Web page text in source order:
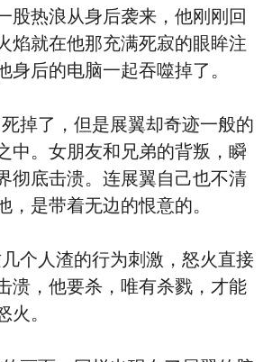
股热浪从身后袭来，他刚刚回
焰就在他那充满死寂的眼眸注
身后的电脑一起吞噬掉了。
了，但是展翼却奇迹一般的
中。女朋友和兄弟的背叛，瞬
彻底击溃。连展翼自己也不清
，是带着无边的恨意的。
人渣的行为刺激，怒火直接
溃，他要杀，唯有杀戮，才能
火。